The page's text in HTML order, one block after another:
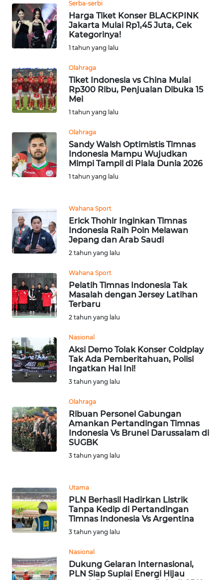
Serba-serbi
Harga Tiket Konser BLACKPINK
Jakarta Mulai Rp1,45 Juta, Cek
Kategorinya!
1 tahun yang lalu
Olahraga
Tiket Indonesia vs China Mulai
Rp300 Ribu, Penjualan Dibuka 15
Mei
1 tahun yang lalu
Olahraga
Sandy Walsh Optimistis Timnas
Indonesia Mampu Wujudkan
Mimpi Tampil di Piala Dunia 2026
1 tahun yang lalu
Wahana Sport
Erick Thohir Inginkan Timnas
Indonesia Raih Poin Melawan
Jepang dan Arab Saudi
2 tahun yang lalu
Wahana Sport
Pelatih Timnas Indonesia Tak
Masalah dengan Jersey Latihan
Terbaru
2 tahun yang lalu
Nasional
Aksi Demo Tolak Konser Coldplay
Tak Ada Pemberitahuan, Polisi
Ingatkan Hal Ini!
3 tahun yang lalu
Olahraga
Ribuan Personel Gabungan
Amankan Pertandingan Timnas
Indonesia Vs Brunei Darussalam di
SUGBK
3 tahun yang lalu
Utama
PLN Berhasil Hadirkan Listrik
Tanpa Kedip di Pertandingan
Timnas Indonesia Vs Argentina
3 tahun yang lalu
Nasional
Dukung Gelaran Internasional,
PLN Siap Suplai Energi Hijau
INFO
IKLAN
TENTANG
PEDOMAN
MEDIA
SIBER
KARIR
Wahana
News
Regional
WN
WN
JAKARTA
JABAR
WN
BANTEN
NTT
WN
KEPRI
PAPUA
WN
PAPUA
BARAT
WN
RIAU